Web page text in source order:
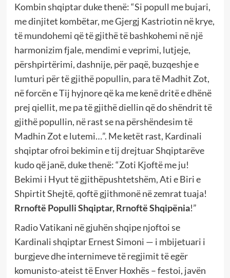
Kombin shqiptar duke thenë: “Si popull me bujari,
me dinjitet kombëtar, me Gjergj Kastriotin në krye,
të mundohemi që të gjithë të bashkohemi në një
harmonizim fjale, mendimi e veprimi, lutjeje,
përshpirtërimi, dashnije, për paqë, buzqeshje e
lumturi për të gjithë popullin, para të Madhit Zot,
në forcën e Tij hyjnore që ka me kenë dritë e dhënë
prej qiellit, me pa të gjithë diellin që do shëndrit të
gjithë popullin, në rast se na përshëndesim të
Madhin Zot e lutemi…”. Me ketët rast, Kardinali
shqiptar ofroi bekimin e tij drejtuar Shqiptarëve
kudo që janë, duke thenë: “Zoti Kjoftë me ju!
Bekimi i Hyut të gjithëpushtetshëm, Ati e Biri e
Shpirtit Shejtë, qoftë gjithmonë në zemrat tuaja!
Rrnoftë Populli Shqiptar, Rrnoftë Shqipënia!”
Radio Vatikani në gjuhën shqipe njoftoi se
Kardinali shqiptar Ernest Simoni — i mbijetuari i
burgjeve dhe internimeve të regjimit të egër
komunisto-ateist të Enver Hoxhës – festoi, javën